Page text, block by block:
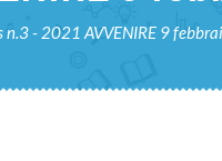
n.3 - 2021 AVVENIRE 9